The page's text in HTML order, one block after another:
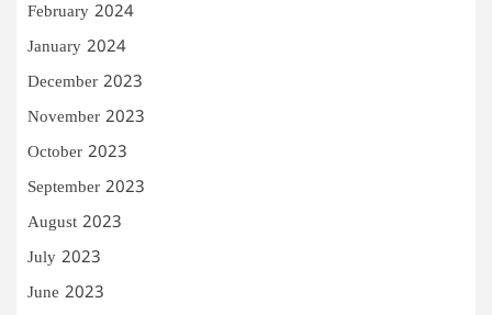
February 2024
January 2024
December 2023
November 2023
October 2023
September 2023
August 2023
July 2023
June 2023